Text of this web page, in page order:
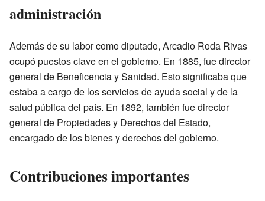
administración
Además de su labor como diputado, Arcadio Roda Rivas
ocupó puestos clave en el gobierno. En 1885, fue director
general de Beneficencia y Sanidad. Esto significaba que
estaba a cargo de los servicios de ayuda social y de la
salud pública del país. En 1892, también fue director
general de Propiedades y Derechos del Estado,
encargado de los bienes y derechos del gobierno.
Contribuciones importantes